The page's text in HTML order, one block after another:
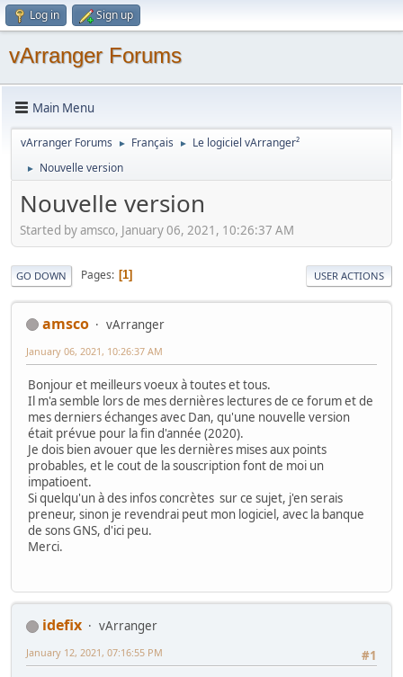
Log in Sign up
vArranger Forums
Main Menu
vArranger Forums ► Français ► Le logiciel vArranger²
► Nouvelle version
Nouvelle version
Started by amsco, January 06, 2021, 10:26:37 AM
GO DOWN Pages 1 USER ACTIONS
amsco vArranger
January 06, 2021, 10:26:37 AM
Bonjour et meilleurs voeux à toutes et tous.
Il m'a semble lors de mes dernières lectures de ce forum et de
mes derniers échanges avec Dan, qu'une nouvelle version
était prévue pour la fin d'année (2020).
Je dois bien avouer que les dernières mises aux points
probables, et le cout de la souscription font de moi un
impatioent.
Si quelqu'un à des infos concrètes sur ce sujet, j'en serais
preneur, sinon je revendrai peut mon logiciel, avec la banque
de sons GNS, d'ici peu.
Merci.
idefix
vArranger
#1
January 12, 2021, 07:16:55 PM